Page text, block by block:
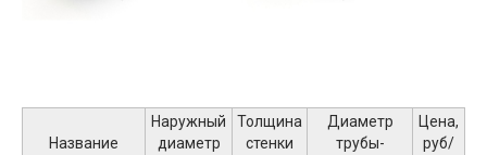
Название
Наружный
диаметр
Толщина
стенки
Диаметр
трубы-
Цена,
руб/